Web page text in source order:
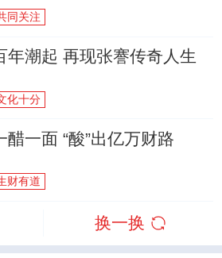
同关注
年潮起 再现张謇传奇人生
化十分
醋一面 “酸”出亿万财路
财有道
换一换